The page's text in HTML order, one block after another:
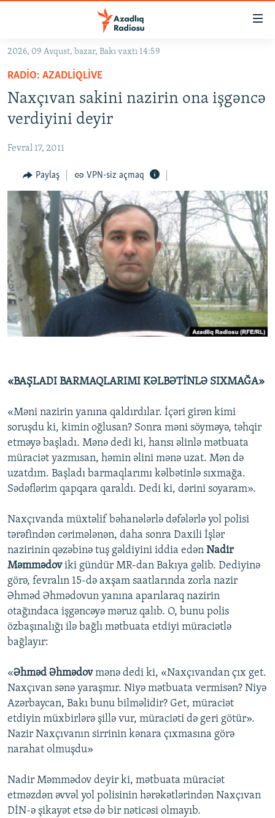
Əsas
qayıt
Əsas
naviqasiyaya
qayıt
Axtarışa
GÜNDƏM
KORRUPSIOMETR
#ƏSLINDƏ
FƏRQƏ BAX
QANUNI DOĞRU
ARAŞDIRMA
MULTIMEDIA
VIDEO
FOTOQALEREYA
İNFOQRAFIKA
KARIKATURA
RADIO ARXIV
OXU ZALI
AZƏRBAYCAN ƏDƏBIYYATI KITABXANASI
İSLAM VƏ DEMOKRATIYA
İZ - MƏDƏNIYYƏT PROQRAMI
HAQQIMIZDA
MISSIYAMIZ
PEŞƏ ETIKASI VƏ JURNALISTIKA STANDARTLARIMIZ
MATERIALLARIMIZDAN ISTIFADƏ
BIZIMLƏ ƏLAQƏ
BIZI IZLƏ
2026, 09 Avqust, bazar, Bakı vaxtı 14:59
RADIO: AZADLIQLIVE
Naxçıvan sakini nazirin ona işgəncə
verdiyini deyir
Fevral 17, 2011
Paylaş VPN-siz açmaq
«BAŞLADI BARMAQLARIMI KƏLBƏTİNLƏ SIXMAĞA»
«Məni nazirin yanına qaldırdılar. İçəri girən kimi
soruşdu ki, kimin oğlusan? Sonra məni söyməyə, təhqir
etməyə başladı. Mənə dedi ki, hansı əlinlə mətbuata
müraciət yazmısan, həmin əlini mənə uzat. Mən də
uzatdım. Başladı barmaqlarımı kəlbətinlə sıxmağa.
Sədəflərim qapqara qaraldı. Dedi ki, dərini soyaram».
Naxçıvanda müxtəlif bəhanələrlə dəfələrlə yol polisi
tərəfindən cərimələnən, daha sonra Daxili İşlər
nazirinin qəzəbinə tuş gəldiyini iddia edən Nadir
Məmmədoviki gündür MR-dan Bakıya gəlib. Dediyinə
görə, fevralın 15-də axşam saatlarında zorla nazir
Əhməd Əhmədovun yanına aparılaraq nazirin
otağındaca işgəncəyə məruz qalıb. O, bunu polis
özbaşınalığı ilə bağlı mətbuata etdiyi müraciətlə
bağlayır:
«Əhməd Əhmədovmənə dedi ki, «Naxçıvandan çıx get.
Naxçıvan sənə yaraşmır. Niyə mətbuata vermisən? Niyə
Azərbaycan, Bakı bunu bilməlidir? Get, müraciət
etdiyin müxbirlərə şillə vur, müraciəti də geri götür».
Nazir Naxçıvanın sirrinin kənara çıxmasına görə
narahat olmuşdu»
Nadir Məmmədov deyir ki, mətbuata müraciət
etməzdən əvvəl yol polisinin hərəkətlərindən Naxçıvan
DİN-ə şikayət etsə də bir nəticəsi olmayıb.